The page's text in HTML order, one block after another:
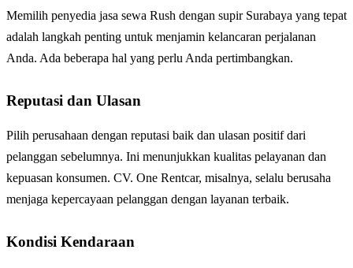
Memilih penyedia jasa sewa Rush dengan supir Surabaya yang tepat
adalah langkah penting untuk menjamin kelancaran perjalanan
Anda. Ada beberapa hal yang perlu Anda pertimbangkan.
Reputasi dan Ulasan
Pilih perusahaan dengan reputasi baik dan ulasan positif dari
pelanggan sebelumnya. Ini menunjukkan kualitas pelayanan dan
kepuasan konsumen. CV. One Rentcar, misalnya, selalu berusaha
menjaga kepercayaan pelanggan dengan layanan terbaik.
Kondisi Kendaraan